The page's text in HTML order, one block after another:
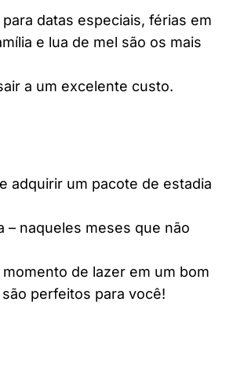
datas especiais, férias em
e lua de mel são os mais
a um excelente custo.
adquirir um pacote de estadia
– naqueles meses que não
de lazer em um bom
perfeitos para você!